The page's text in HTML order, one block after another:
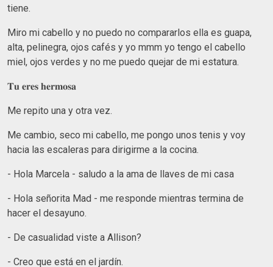
tiene.
Miro mi cabello y no puedo no compararlos ella es guapa,
alta, pelinegra, ojos cafés y yo mmm yo tengo el cabello
miel, ojos verdes y no me puedo quejar de mi estatura.
𝐓𝐮 𝐞𝐫𝐞𝐬 𝐡𝐞𝐫𝐦𝐨𝐬𝐚
Me repito una y otra vez.
Me cambio, seco mi cabello, me pongo unos tenis y voy
hacia las escaleras para dirigirme a la cocina.
- Hola Marcela - saludo a la ama de llaves de mi casa
- Hola señorita Mad - me responde mientras termina de
hacer el desayuno.
- De casualidad viste a Allison?
- Creo que está en el jardín.